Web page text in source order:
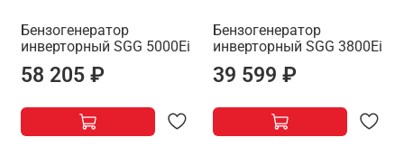
Бензогенератор
инверторный SGG 5000Ei
58 205 ₽
Бензогенератор
инверторный SGG 3800Ei
39 599 ₽